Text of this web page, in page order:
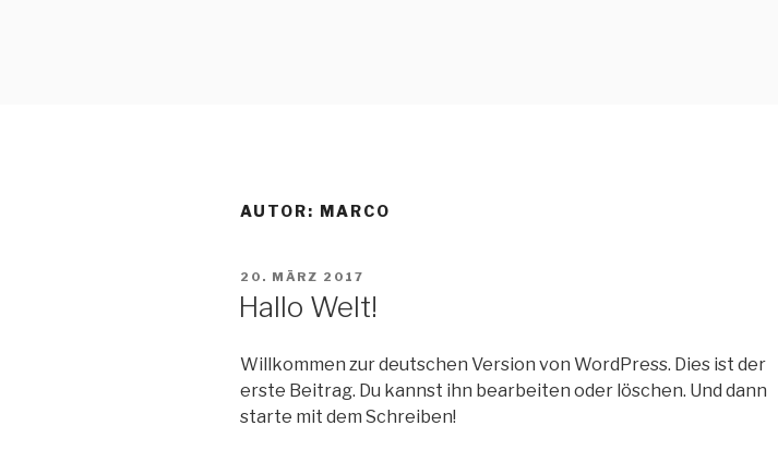
AUTOR: MARCO
VERÖFFENTLICHT
20. MÄRZ 2017
Hallo Welt!
Willkommen zur deutschen Version von WordPress. Dies ist der
erste Beitrag. Du kannst ihn bearbeiten oder löschen. Und dann
starte mit dem Schreiben!